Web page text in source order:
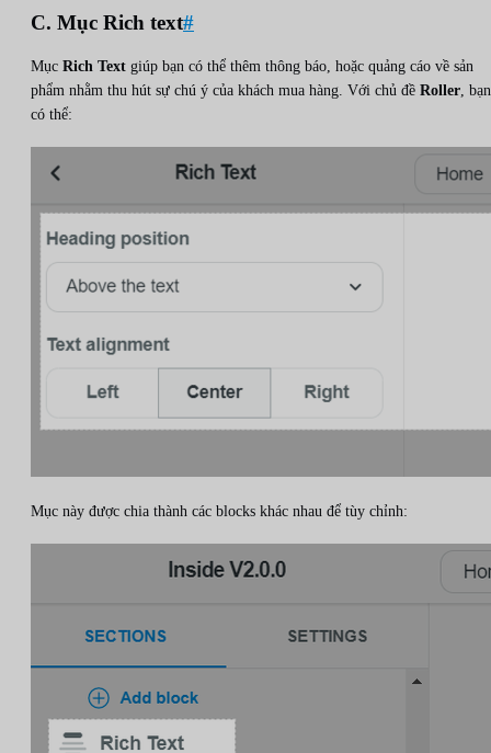
C. Mục Rich text#
Mục Rich Text giúp bạn có thể thêm thông báo, hoặc quảng cáo về sản
phẩm nhằm thu hút sự chú ý của khách mua hàng. Với chủ đề Roller, bạn
có thể:
Mục này được chia thành các blocks khác nhau để tùy chỉnh: